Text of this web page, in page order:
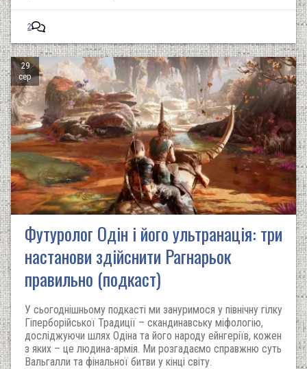
2
29
сер
Футуролог Одін і його ультранація: три
настанови здійснити Рагнарьок
правильно (подкаст)
У сьогоднішньому подкасті ми зануримося у північну гілку
Гіперборійської Традиції – скандинавську міфологію,
досліджуючи шлях Одіна та його народу ейнгеріїв, кожен
з яких – це людина-армія. Ми розгадаємо справжню суть
Вальгалли та фінальної битви у кінці світу.